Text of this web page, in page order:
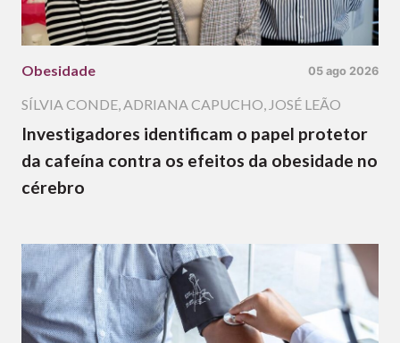
Obesidade 05 ago 2026
SÍLVIA CONDE,ADRIANA CAPUCHO, JOSÉ LEÃO
Investigadores identificam o papel protetor
da cafeína contra os efeitos da obesidade no
cérebro